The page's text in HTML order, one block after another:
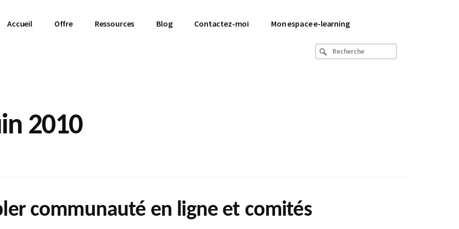
Accueil Offre Ressources Blog Contactez-moi Mon espace e-learning
Recherche
2010
communauté en ligne et comités